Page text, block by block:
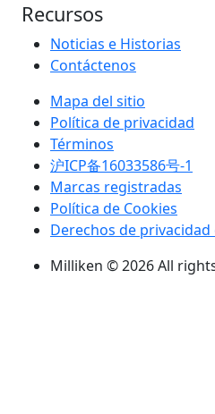
Recursos
Noticias e Historias
Contáctenos
Mapa del sitio
Política de privacidad
Términos
沪ICP备16033586号-1
Marcas registradas
Política de Cookies
Derechos de
Milliken © 2026 All